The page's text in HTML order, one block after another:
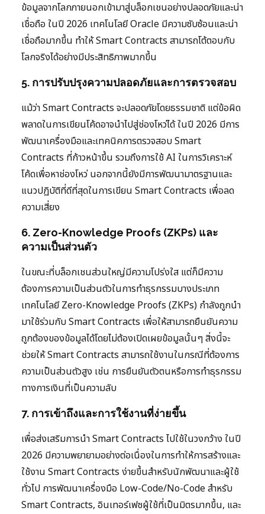
ข้อมูลจากโลกภายนอกเข้ามาสู่บล็อกเชนอย่างปลอดภัยและน่า
เชื่อถือ ในปี 2026 เทคโนโลยี Oracle มีความซับซ้อนและน่า
เชื่อถือมากขึ้น ทำให้ Smart Contracts สามารถโต้ตอบกับ
โลกจริงได้อย่างมีประสิทธิภาพมากขึ้น
5. การปรับปรุงความปลอดภัยและการตรวจสอบ
แม้ว่า Smart Contracts จะปลอดภัยโดยธรรมชาติ แต่ข้อผิด
พลาดในการเขียนโค้ดอาจนำไปสู่ช่องโหว่ได้ ในปี 2026 มีการ
พัฒนาเครื่องมือและเทคนิคการตรวจสอบ Smart
Contracts ที่ก้าวหน้าขึ้น รวมถึงการใช้ AI ในการวิเคราะห์
โค้ดเพื่อหาช่องโหว่ นอกจากนี้ยังมีการพัฒนามาตรฐานและ
แนวปฏิบัติที่ดีที่สุดในการเขียน Smart Contracts เพื่อลด
ความเสี่ยง
6. Zero-Knowledge Proofs (ZKPs) และ
ความเป็นส่วนตัว
ในขณะที่บล็อกเชนส่วนใหญ่มีความโปร่งใส แต่ก็มีความ
ต้องการความเป็นส่วนตัวในการทำธุรกรรมบางประเภท
เทคโนโลยี Zero-Knowledge Proofs (ZKPs) กำลังถูกนำ
มาใช้ร่วมกับ Smart Contracts เพื่อให้สามารถยืนยันความ
ถูกต้องของข้อมูลได้โดยไม่ต้องเปิดเผยข้อมูลนั้นๆ สิ่งนี้จะ
ช่วยให้ Smart Contracts สามารถใช้งานในกรณีที่ต้องการ
ความเป็นส่วนตัวสูง เช่น การยืนยันตัวตนหรือการทำธุรกรรม
ทางการเงินที่เป็นความลับ
7. การเข้าถึงและการใช้งานที่ง่ายขึ้น
เพื่อส่งเสริมการนำ Smart Contracts ไปใช้ในวงกว้าง ในปี
2026 มีความพยายามอย่างต่อเนื่องในการทำให้การสร้างและ
ใช้งาน Smart Contracts ง่ายขึ้นสำหรับนักพัฒนาและผู้ใช้
ทั่วไป การพัฒนาเครื่องมือ Low-Code/No-Code สำหรับ
Smart Contracts, อินเทอร์เฟซผู้ใช้ที่เป็นมิตรมากขึ้น, และ